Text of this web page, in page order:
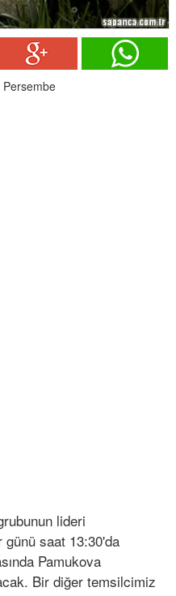
Persembe
lideri
günü saat 13:30'da
Pamukova
Bir diğer temsilcimiz